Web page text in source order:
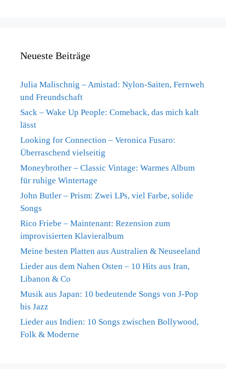
Neueste Beiträge
Julia Malischnig – Amistad: Nylon-Saiten, Fernweh
und Freundschaft
Sack – Wake Up People: Comeback, das mich kalt
lässt
Looking for Connection – Veronica Fusaro:
Überraschend vielseitig
Moneybrother – Classic Vintage: Warmes Album
für ruhige Wintertage
John Butler – Prism: Zwei LPs, viel Farbe, solide
Songs
Rico Friebe – Maintenant: Rezension zum
improvisierten Klavieralbum
Meine besten Platten aus Australien & Neuseeland
Lieder aus dem Nahen Osten – 10 Hits aus Iran,
Libanon & Co
Musik aus Japan: 10 bedeutende Songs von J-Pop
bis Jazz
Lieder aus Indien: 10 Songs zwischen Bollywood,
Folk & Moderne